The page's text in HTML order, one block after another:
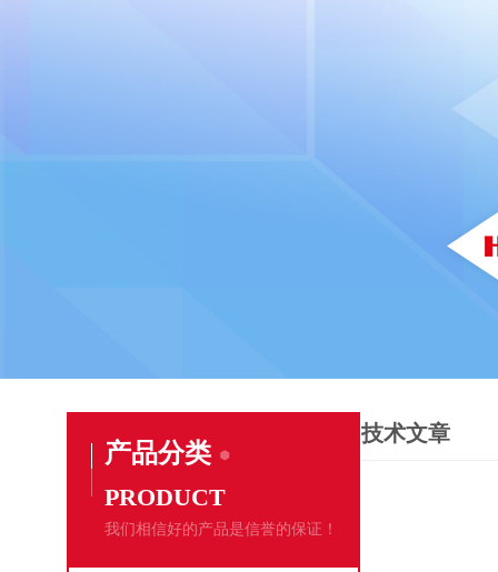
产品分类
PRODUCT
我们相信好的产品是信誉的保证！
技术文章